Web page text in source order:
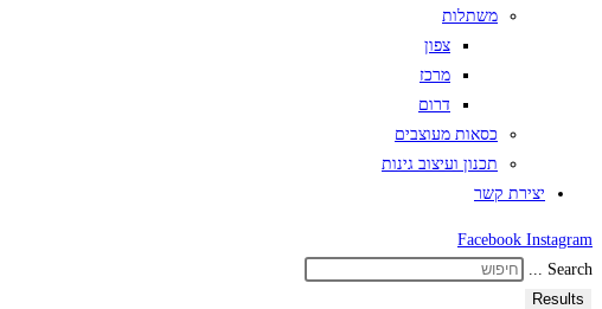
משתלות
צפון
מרכז
דרום
כסאות מעוצבים
תכנון ועיצוב גינות
יצירת קשר
Facebook Instagram
Search ...
Results